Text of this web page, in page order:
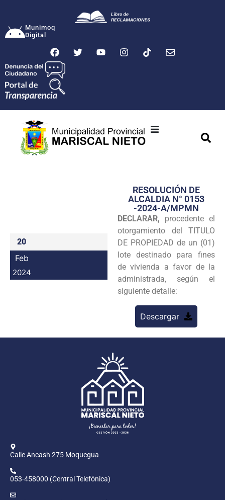
Munimoq
Digital
Transparencia
Seguridad
Programas
Intranet
20
Feb
2024
RESOLUCIÓN DE
ALCALDIA N° 0153
-2024-A/MPMN
DECLARAR, procedente el
otorgamiento del TITULO
DE PROPIEDAD de un (01)
lote destinado para fines
de vivienda a favor de la
administrada, según el
siguiente detalle:
Descargar
Calle Ancash 275 Moquegua
053-458000 (Central Telefónica)